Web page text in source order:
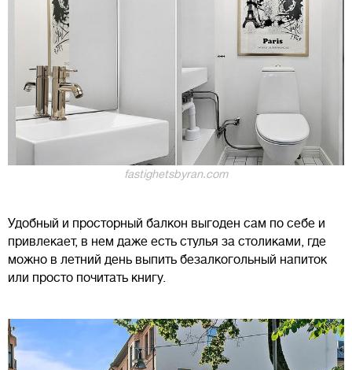
fastighetsbyran.com
Удобный и просторный балкон выгоден сам по себе и
привлекает, в нем даже есть стулья за столиками, где
можно в летний день выпить безалкогольный напиток
или просто почитать книгу.